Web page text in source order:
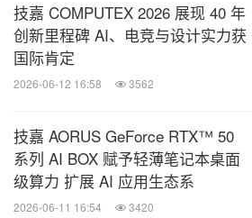
技嘉 COMPUTEX 2026 展现 40 年
创新里程碑 AI、电竞与设计实力获
国际肯定
2026-06-12 16:58 3562
技嘉 AORUS GeForce RTX™ 50
系列 AI BOX 赋予轻薄笔记本桌面
级算力 扩展 AI 应用生态系
2026-06-11 16:54 3420